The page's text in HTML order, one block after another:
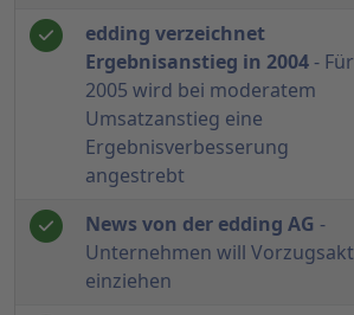
edding verzeichnet
Ergebnisanstieg in 2004- Für
2005 wird bei moderatem
Umsatzanstieg eine
Ergebnisverbesserung
angestrebt
News von der edding AG -
Unternehmen will
einziehen